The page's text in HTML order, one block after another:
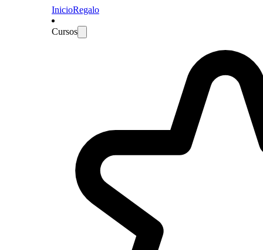
InicioRegalo
Cursos